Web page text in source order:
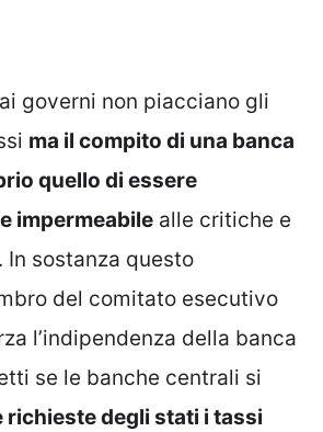
governi non piacciano gli
ma il compito di una banca
quello di essere
impermeabile alle critiche e
In sostanza questo
del comitato esecutivo
l’indipendenza della banca
se le banche centrali si
richieste degli stati i tassi